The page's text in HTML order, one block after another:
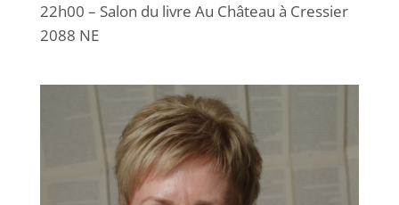
22h00 – Salon du livre Au Château à Cressier
2088 NE